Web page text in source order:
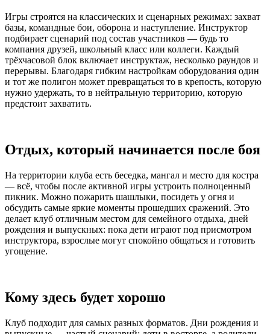
Игры строятся на классических и сценарных режимах: захват
базы, командные бои, оборона и наступление. Инструктор
подбирает сценарий под состав участников — будь то
компания друзей, школьный класс или коллеги. Каждый
трёхчасовой блок включает инструктаж, несколько раундов и
перерывы. Благодаря гибким настройкам оборудования один
и тот же полигон может превращаться то в крепость, которую
нужно удержать, то в нейтральную территорию, которую
предстоит захватить.
Отдых, который начинается после боя
На территории клуба есть беседка, мангал и место для костра
— всё, чтобы после активной игры устроить полноценный
пикник. Можно пожарить шашлыки, посидеть у огня и
обсудить самые яркие моменты прошедших сражений. Это
делает клуб отличным местом для семейного отдыха, дней
рождения и выпускных: пока дети играют под присмотром
инструктора, взрослые могут спокойно общаться и готовить
угощение.
Кому здесь будет хорошо
Клуб подходит для самых разных форматов. Дни рождения и